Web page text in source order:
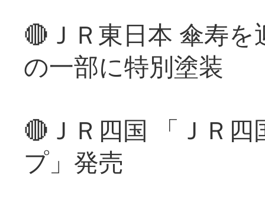
🔴ＪＲ東日本 傘寿
の一部に特別塗装
🔴ＪＲ四国 「ＪＲ
プ」発売